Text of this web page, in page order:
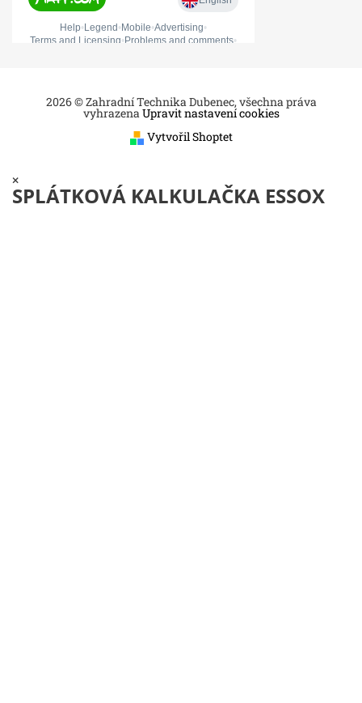
2026 © Zahradní Technika Dubenec, všechna práva
vyhrazenaUpravit nastavení cookies
Vytvořil Shoptet
×
SPLÁTKOVÁ KALKULAČKA ESSOX